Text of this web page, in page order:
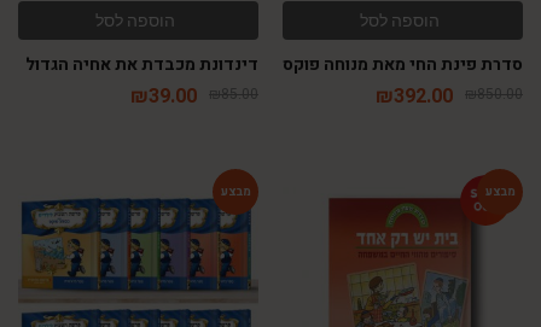
הוספה לסל
סדרת פינת החי מאת מנוחה פוקס
₪850.00
₪392.00
הוספה לסל
דינדונת מכבדת את אחיה הגדול
₪85.00
₪39.00